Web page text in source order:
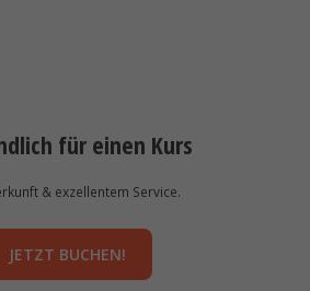
für einen Kurs
& exzellentem Service.
JETZT BUCHEN!